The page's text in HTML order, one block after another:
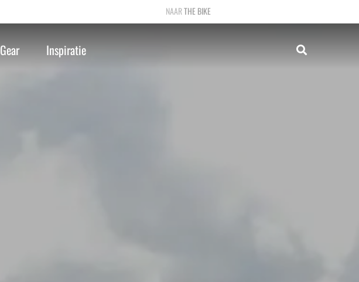
THE BIKE
Gear Inspiratie